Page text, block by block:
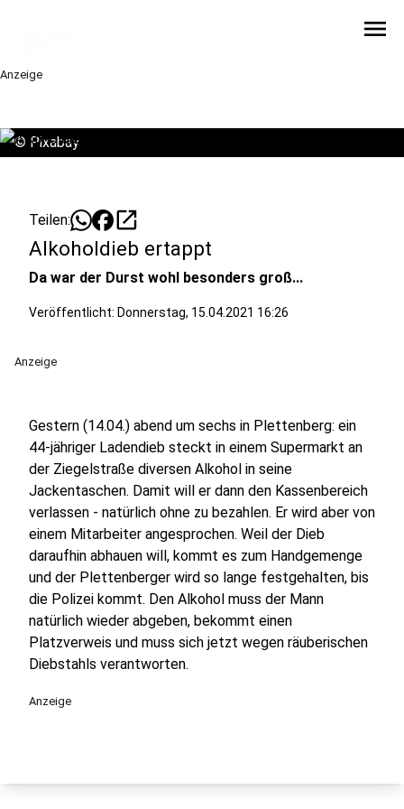
menu
Anzeige
© Pixabay
Teilen: open_in_new
Alkoholdieb ertappt
Da war der Durst wohl besonders groß...
Veröffentlicht: Donnerstag, 15.04.2021 16:26
Anzeige
Gestern (14.04.) abend um sechs in Plettenberg: ein
44-jähriger Ladendieb steckt in einem Supermarkt an
der Ziegelstraße diversen Alkohol in seine
Jackentaschen. Damit will er dann den Kassenbereich
verlassen - natürlich ohne zu bezahlen. Er wird aber von
einem Mitarbeiter angesprochen. Weil der Dieb
daraufhin abhauen will, kommt es zum Handgemenge
und der Plettenberger wird so lange festgehalten, bis
die Polizei kommt. Den Alkohol muss der Mann
natürlich wieder abgeben, bekommt einen
Platzverweis und muss sich jetzt wegen räuberischen
Diebstahls verantworten.
Anzeige